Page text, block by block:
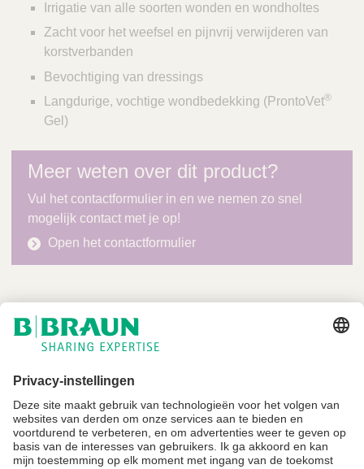
Irrigatie van alle soorten wonden en wondholtes
Zacht voor het weefsel en pijnvrij verwijderen van
korstverbanden
Bevochtiging van dressings
Langdurige, vochtige wondbedekking (ProntoVet®
Gel)
Meer weten over dit product?
Vul het contactformulier in en we nemen zo snel
mogelijk contact met je op!
Open het contactformulier
Niet alle producten zijn geregistreerd en goedgekeurd voor verkoop in alle
landen of regio's. De gebruiksindicaties kunnen ook per land en regio
productbeschikbaarheid en informatie. Productafbeeldingen zijn alleen ter